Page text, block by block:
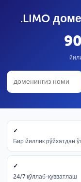
.LIMO
✓
Бир йиллик рўйхатдан
✓
24/7 қўллаб-қувватлаш